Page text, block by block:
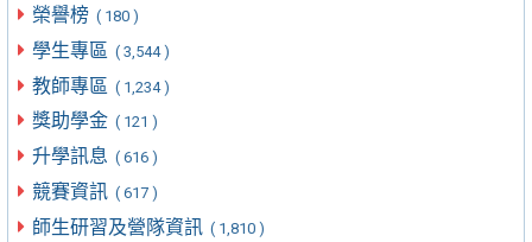
榮譽榜 ( 180 )
學生專區 ( 3,544 )
教師專區 ( 1,234 )
獎助學金 ( 121 )
升學訊息 ( 616 )
競賽資訊 ( 617 )
師生研習及營隊資訊 ( 1,810 )